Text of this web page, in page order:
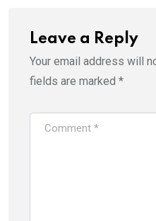
Leave a Reply
Your email address will
fields are marked *